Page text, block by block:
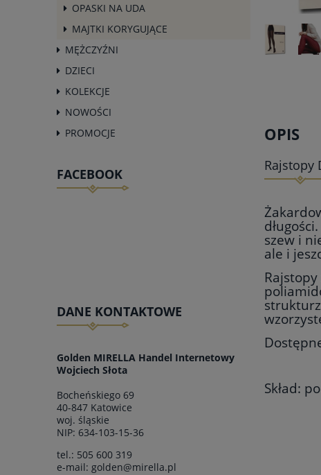
OPASKI NA UDA
MAJTKI KORYGUJĄCE
MĘŻCZYŹNI
DZIECI
KOLEKCJE
NOWOŚCI
PROMOCJE
FACEBOOK
DANE KONTAKTOWE
Golden MIRELLA Handel Internetowy
Wojciech Słota
Bocheńskiego 69
40-847 Katowice
woj. śląskie
NIP: 634-103-15-36
tel.: 505 600 319
e-mail: golden@mirella.pl
OPIS
Rajstopy
szew i
ale i
Skład: